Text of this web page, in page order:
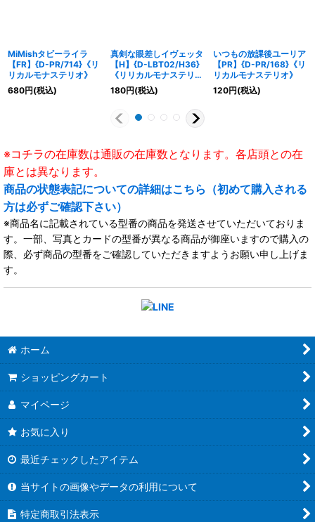
MiMishタビーライラ
【FR】{D-PR/714}《リ
リカルモナステリオ》
680円(税込)
真剣な眼差しイヴェッタ
【H】{D-LBT02/H36}
《リリカルモナステリ
オ》
180円(税込)
いつもの放課後ユーリア
【PR】{D-PR/168}《リ
リカルモナステリオ》
120円(税込)
※コチラの在庫数は通販の在庫数となります。各店頭との在
庫とは異なります。
商品の状態表記についての詳細はこちら（初めて購入される
方は必ずご確認下さい）
※商品名に記載されている型番の商品を発送させていただいておりま
す。一部、写真とカードの型番が異なる商品が御座いますので購入の
際、必ず商品の型番をご確認していただきますようお願い申し上げま
す。
ホーム
ショッピングカート
マイページ
お気に入り
最近チェックしたアイテム
当サイトの画像やデータの利用について
特定商取引法表示